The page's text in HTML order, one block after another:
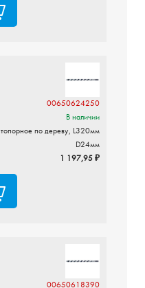
00650624250
В наличии
по дереву, L320мм
D24мм
1 197,95 ₽
00650618390